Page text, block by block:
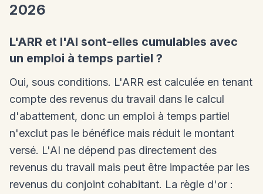
2026
L'ARR et l'AI sont-elles cumulables avec
un emploi à temps partiel ?
Oui, sous conditions. L'ARR est calculée en tenant
compte des revenus du travail dans le calcul
d'abattement, donc un emploi à temps partiel
n'exclut pas le bénéfice mais réduit le montant
versé. L'AI ne dépend pas directement des
revenus du travail mais peut être impactée par les
revenus du conjoint cohabitant. La règle d'or :